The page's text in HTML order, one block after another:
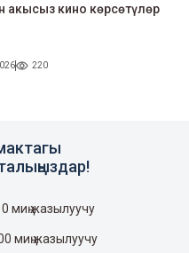
акысыз кино көрсөтүлөр
220
миң жазылуучу
миң жазылуучу